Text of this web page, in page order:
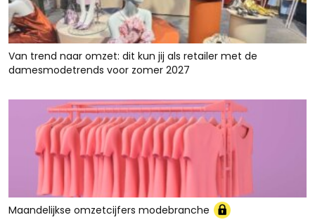
Van trend naar omzet: dit kun jij als retailer met de
damesmodetrends voor zomer 2027
Maandelijkse omzetcijfers modebranche